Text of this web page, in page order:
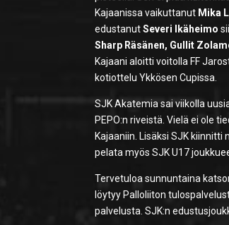
Kajaanissa vaikuttanut Mika
edustanutSeveri Ikäheimo
Sharp Räsänen, Gullit
Kajaani aloitti voitolla FF
kotiottelu Ykkösen Cupissa.
SJK Akatemia sai viikolla
PEPO:n riveistä. Vielä ei ole
Kajaaniin. Lisäksi SJK kiinnitti
pelata myös SJK U17
Tervetuloa sunnuntaina
löytyy Palloliiton
palvelusta. SJK:n